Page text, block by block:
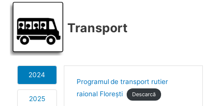
Transport
2024
2025
Programul de transport rutier
raional Florești
Descarcă